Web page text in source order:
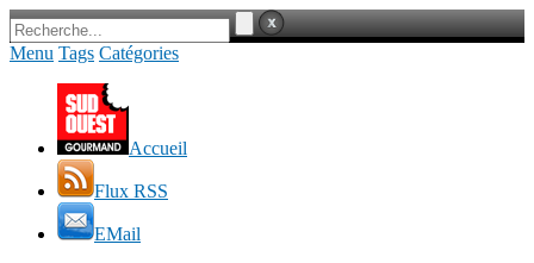
Menu Tags Catégories
Accueil
Flux RSS
EMail